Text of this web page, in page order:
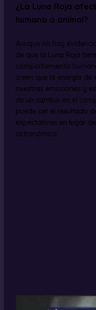
¿La Luna Roja
humano o animal?
Aunque no hay
de que la Luna Roja
comportamiento
creen que la energía de
nuestras emociones y
de un cambio en el
puede ser el resultado
expectativas en lugar
astronómico.